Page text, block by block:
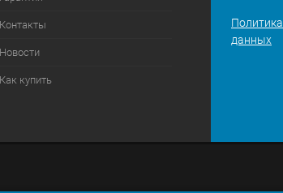
Контакты
Новости
Как купить
данных